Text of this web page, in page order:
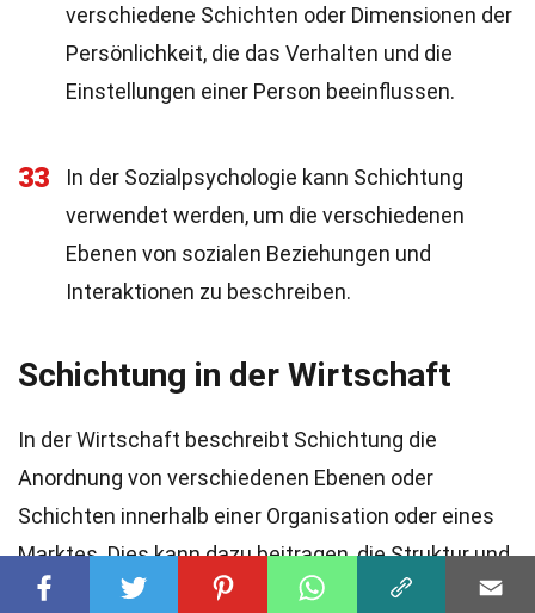
verschiedene Schichten oder Dimensionen der
Persönlichkeit, die das Verhalten und die
Einstellungen einer Person beeinflussen.
33
In der Sozialpsychologie kann Schichtung
verwendet werden, um die verschiedenen
Ebenen von sozialen Beziehungen und
Interaktionen zu beschreiben.
Schichtung in der Wirtschaft
In der Wirtschaft beschreibt Schichtung die
Anordnung von verschiedenen Ebenen oder
Schichten innerhalb einer Organisation oder eines
Marktes. Dies kann dazu beitragen, die Struktur und
Dynamik von Unternehmen und Märkten besser zu